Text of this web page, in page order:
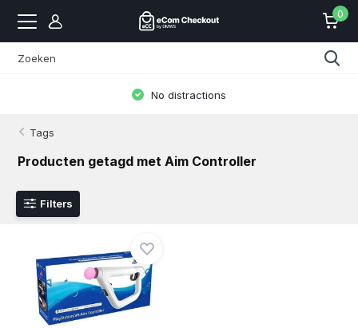
0
No distractions
Tags
Producten getagd met Aim Controller
Filters